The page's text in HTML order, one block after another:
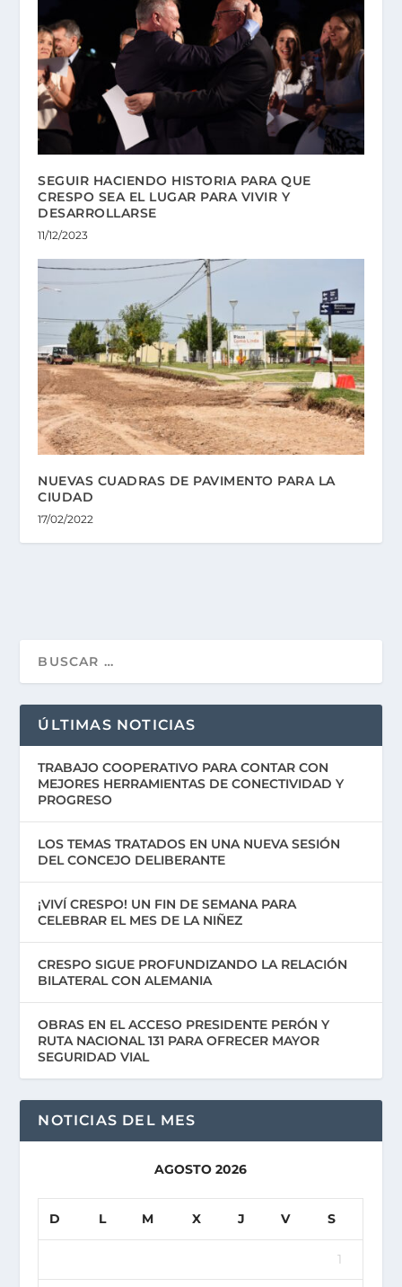
SEGUIR HACIENDO HISTORIA PARA QUE
CRESPO SEA EL LUGAR PARA VIVIR Y
DESARROLLARSE
11/12/2023
NUEVAS CUADRAS DE PAVIMENTO PARA LA
CIUDAD
17/02/2022
ÚLTIMAS NOTICIAS
TRABAJO COOPERATIVO PARA CONTAR CON
MEJORES HERRAMIENTAS DE CONECTIVIDAD Y
PROGRESO
LOS TEMAS TRATADOS EN UNA NUEVA SESIÓN
DEL CONCEJO DELIBERANTE
¡VIVÍ CRESPO! UN FIN DE SEMANA PARA
CELEBRAR EL MES DE LA NIÑEZ
CRESPO SIGUE PROFUNDIZANDO LA RELACIÓN
BILATERAL CON ALEMANIA
OBRAS EN EL ACCESO PRESIDENTE PERÓN Y
RUTA NACIONAL 131 PARA OFRECER MAYOR
SEGURIDAD VIAL
NOTICIAS DEL MES
AGOSTO 2026
D L M X J V S
1